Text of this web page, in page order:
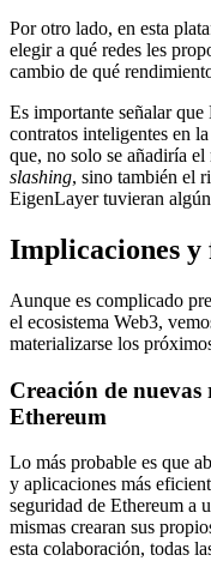
Por otro lado, en esta
elegir a qué redes les
cambio de qué
Es importante señalar
contratos inteligentes en
que, no solo se añadiría
slashing, sino también el
EigenLayer tuvieran
Implicaciones y
Aunque es complicado
el ecosistema Web3,
materializarse los
Creación de nuevas
Ethereum
Lo más probable es que
y aplicaciones más
seguridad de Ethereum a
mismas crearan sus
esta colaboración, todas